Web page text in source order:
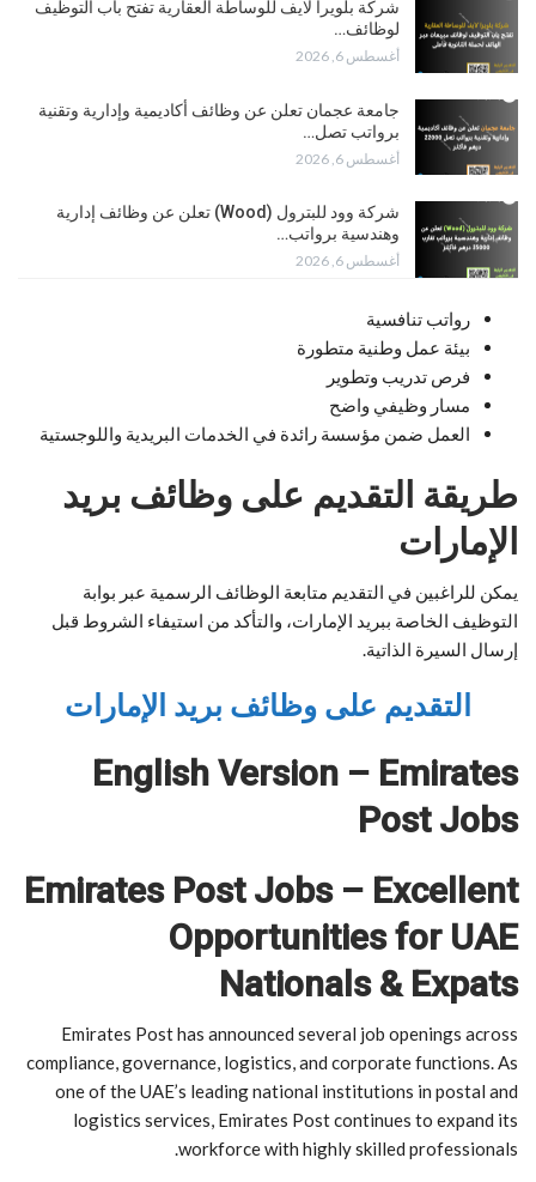
شركة بلويرا لايف للوساطة العقارية تفتح باب التوظيف
لوظائف…
أغسطس 6, 2026
جامعة عجمان تعلن عن وظائف أكاديمية وإدارية وتقنية
برواتب تصل…
أغسطس 6, 2026
شركة وود للبترول (Wood) تعلن عن وظائف إدارية
وهندسية برواتب…
أغسطس 6, 2026
رواتب تنافسية
بيئة عمل وطنية متطورة
فرص تدريب وتطوير
مسار وظيفي واضح
العمل ضمن مؤسسة رائدة في الخدمات البريدية واللوجستية
طريقة التقديم على وظائف بريد
الإمارات
يمكن للراغبين في التقديم متابعة الوظائف الرسمية عبر بوابة
التوظيف الخاصة ببريد الإمارات، والتأكد من استيفاء الشروط قبل
إرسال السيرة الذاتية.
التقديم على وظائف بريد الإمارات
English Version – Emirates
Post Jobs
Emirates Post Jobs – Excellent
Opportunities for UAE
Nationals & Expats
Emirates Post has announced several job openings across
compliance, governance, logistics, and corporate functions. As
one of the UAE’s leading national institutions in postal and
logistics services, Emirates Post continues to expand its
workforce with highly skilled professionals.